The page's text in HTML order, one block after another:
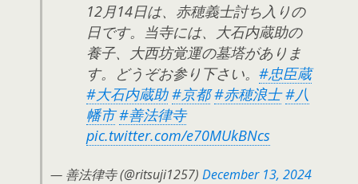
12月14日は、赤穂義士討ち入りの
日です。当寺には、大石内蔵助の
養子、大西坊覚運の墓塔がありま
す。どうぞお参り下さい。 #忠臣蔵
#大石内蔵助 #京都 #赤穂浪士 #八
幡市 #善法律寺
pic.twitter.com/e70MUkBNcs
— 善法律寺 (@ritsuji1257) December 13, 2024